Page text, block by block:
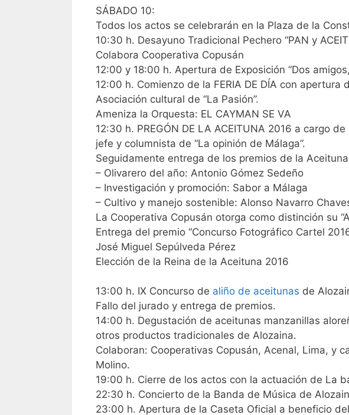
SÁBADO 10:
Todos los actos se celebrarán en la Plaza de la
10:30 h. Desayuno Tradicional Pechero “PAN y
Colabora Cooperativa Copusán
12:00 y 18:00 h. Apertura de Exposición “Dos
12:00 h. Comienzo de la FERIA DE DÍA con
Asociación cultural de “La Pasión”.
Ameniza la Orquesta: EL CAYMAN SE VA
12:30 h. PREGÓN DE LA ACEITUNA 2016 a cargo
jefe y columnista de “La opinión de Málaga”.
Seguidamente entrega de los premios de la
– Olivarero del año: Antonio Gómez Sedeño
– Investigación y promoción: Sabor a Málaga
– Cultivo y manejo sostenible: Alonso Navarro
La Cooperativa Copusán otorga como distinción su
Entrega del premio “Concurso Fotográfico Cartel
José Miguel Sepúlveda Pérez
Elección de la Reina de la Aceituna 2016
13:00 h. IX Concurso de aliño de aceitunas de
Fallo del jurado y entrega de premios.
14:00 h. Degustación de aceitunas manzanillas
otros productos tradicionales de Alozaina.
Colaboran: Cooperativas Copusán, Acenal, Lima, y
Molino.
19:00 h. Cierre de los actos con la actuación de La
22:30 h. Concierto de la Banda de Música de
23:00 h. Apertura de la Caseta Oficial a beneficio